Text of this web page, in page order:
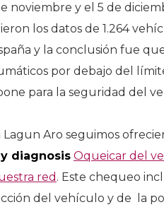
noviembre y el 5 de
los datos de 1.264
y la conclusión fue
por debajo del
para la seguridad del
Lagun Aro seguimos
diagnosis Oqueicar del
red . Este chequeo
del vehículo y de la